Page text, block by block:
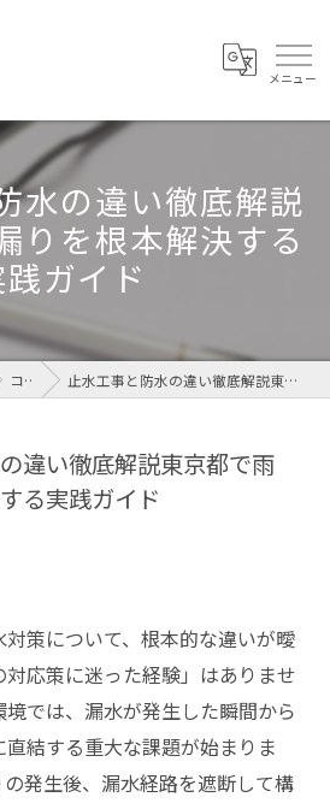
水の違い徹底解説
りを根本解決する
ガイド
コラム 止水工事と防水の違い徹底解説東京都で雨漏りを根本解決する実践ガイド
違い徹底解説東京都で雨
る実践ガイド
策について、根本的な違いが曖
応策に迷った経験」はありませ
では、漏水が発生した瞬間から
結する重大な課題が始まりま
発生後、漏水経路を遮断して構